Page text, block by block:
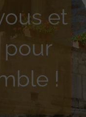
et
!